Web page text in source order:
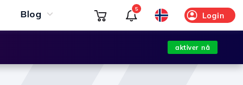
Blog Login
5
aktiver nå